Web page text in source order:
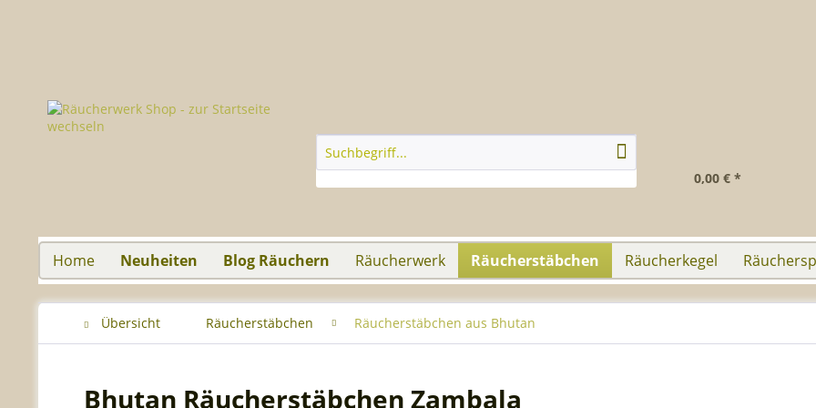
0,00 € *
Home Neuheiten Blog Räuchern Räucherwerk Räucherstäbchen Räucherkegel
Übersicht Räucherstäbchen Räucherstäbchen aus Bhutan
Bhutan Räucherstäbchen Zambala